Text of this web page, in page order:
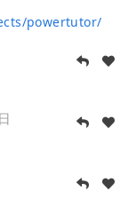
powertutor/